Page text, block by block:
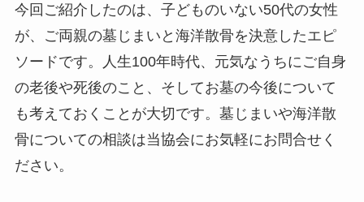
今回ご紹介したのは、子どものいない50代の女性
が、ご両親の墓じまいと海洋散骨を決意したエピ
ソードです。人生100年時代、元気なうちにご自身
の老後や死後のこと、そしてお墓の今後について
も考えておくことが大切です。墓じまいや海洋散
骨についての相談は当協会にお気軽にお問合せく
ださい。